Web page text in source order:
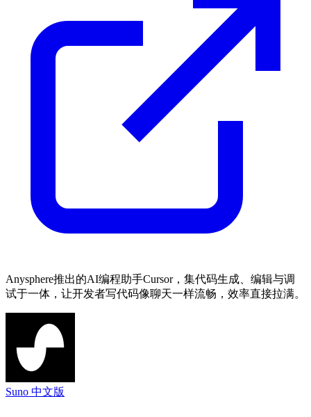
Anysphere推出的AI编程助手Cursor，集代码生成、编辑与调
试于一体，让开发者写代码像聊天一样流畅，效率直接拉满。
Suno 中文版